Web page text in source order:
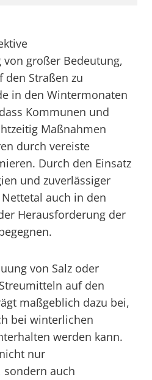
großer Bedeutung,
den Straßen zu
in den Wintermonaten
Kommunen und
Maßnahmen
durch vereiste
Durch den Einsatz
und zuverlässiger
auch in den
Herausforderung der
von Salz oder
auf den
maßgeblich dazu bei,
bei winterlichen
werden kann.
nur
sondern auch